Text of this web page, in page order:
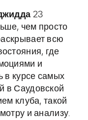
23
чем просто
всю
где
и
в курсе самых
в Саудовской
клуба, такой
и анализу.